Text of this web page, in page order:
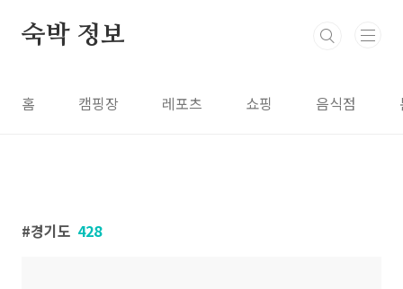
숙박 정보
홈 캠핑장 레포츠 쇼핑 음식점
경기도 428